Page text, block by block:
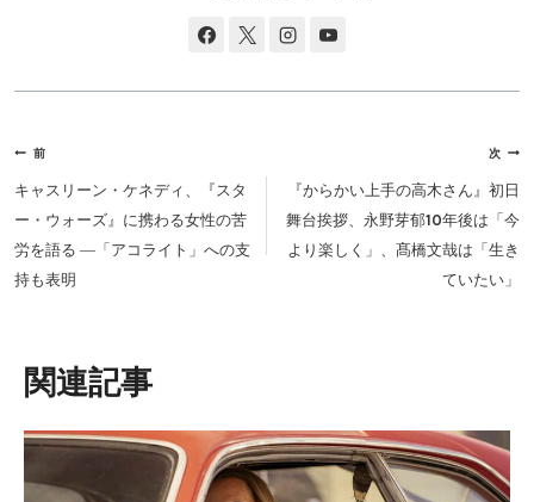
投
稿
ナ
ビ
ゲ
ョ
ン
前
キャスリーン・ケネディ、『スタ
ー・ウォーズ』に携わる女性の苦
労を語る ―「アコライト」への支
持も表明
次
『からかい上手の高木さん』初日
舞台挨拶、永野芽郁10年後は「今
より楽しく」、髙橋文哉は「生き
ていたい」
類似投稿